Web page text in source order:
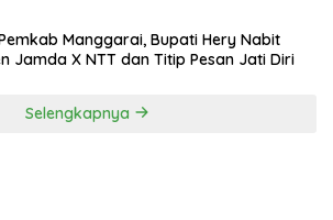
Manggarai, Bupati Hery Nabit
Jamda X NTT dan Titip Pesan Jati Diri
Selengkapnya